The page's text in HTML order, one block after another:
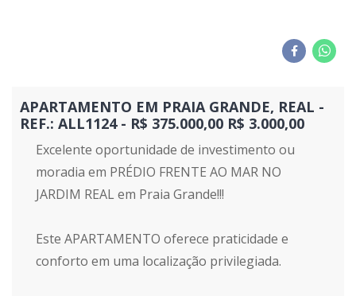
APARTAMENTO EM PRAIA GRANDE, REAL -
REF.: ALL1124 - R$ 375.000,00 R$ 3.000,00
Excelente oportunidade de investimento ou
moradia em PRÉDIO FRENTE AO MAR NO
JARDIM REAL em Praia Grande!!!
Este APARTAMENTO oferece praticidade e
conforto em uma localização privilegiada.